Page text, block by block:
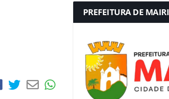
PREFEITURA DE MAIRI